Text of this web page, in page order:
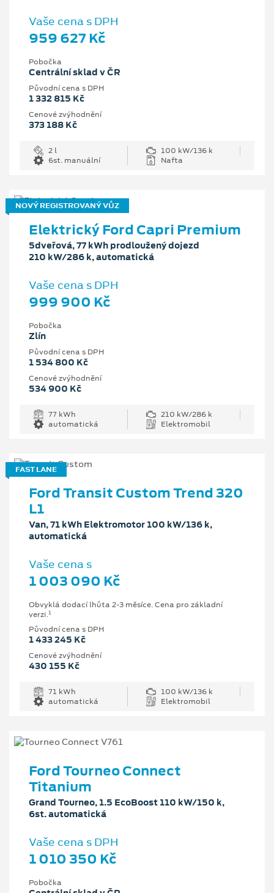
Vaše cena s DPH
959 627 Kč
Pobočka
Centrální sklad v ČR
Původní cena s DPH
1 332 815 Kč
Cenové zvýhodnění
373 188 Kč
2 l
100 kW/136 k
6st. manuální
Nafta
NOVÝ REGISTROVANÝ VŮZ
Elektrický Ford Capri Premium
5dveřová, 77 kWh prodloužený dojezd
210 kW/286 k, automatická
Vaše cena s DPH
999 900 Kč
Pobočka
Zlín
Původní cena s DPH
1 534 800 Kč
Cenové zvýhodnění
534 900 Kč
77 kWh
210 kW/286 k
automatická
Elektromobil
FAST LANE
Ford Transit Custom Trend 320
L1
Van, 71 kWh Elektromotor 100 kW/136 k,
automatická
Vaše cena s
1 003 090 Kč
Obvyklá dodací lhůta 2-3 měsíce. Cena pro základní
verzi.1
Původní cena s DPH
1 433 245 Kč
Cenové zvýhodnění
430 155 Kč
71 kWh
100 kW/136 k
automatická
Elektromobil
Ford Tourneo Connect
Titanium
Grand Tourneo, 1.5 EcoBoost 110 kW/150 k,
6st. automatická
Vaše cena s DPH
1 010 350 Kč
Pobočka